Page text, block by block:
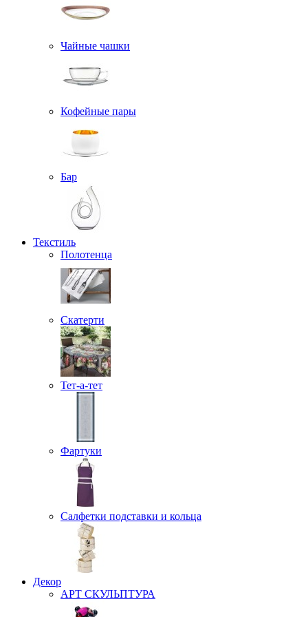
Чайные чашки
Кофейные пары
Бар
Текстиль
Полотенца
Скатерти
Тет-а-тет
Фартуки
Салфетки подставки и кольца
Декор
АРТ СКУЛЬПТУРА